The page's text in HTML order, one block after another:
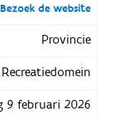
Bezoek de website
Provincie
Recreatiedomein
9 februari 2026